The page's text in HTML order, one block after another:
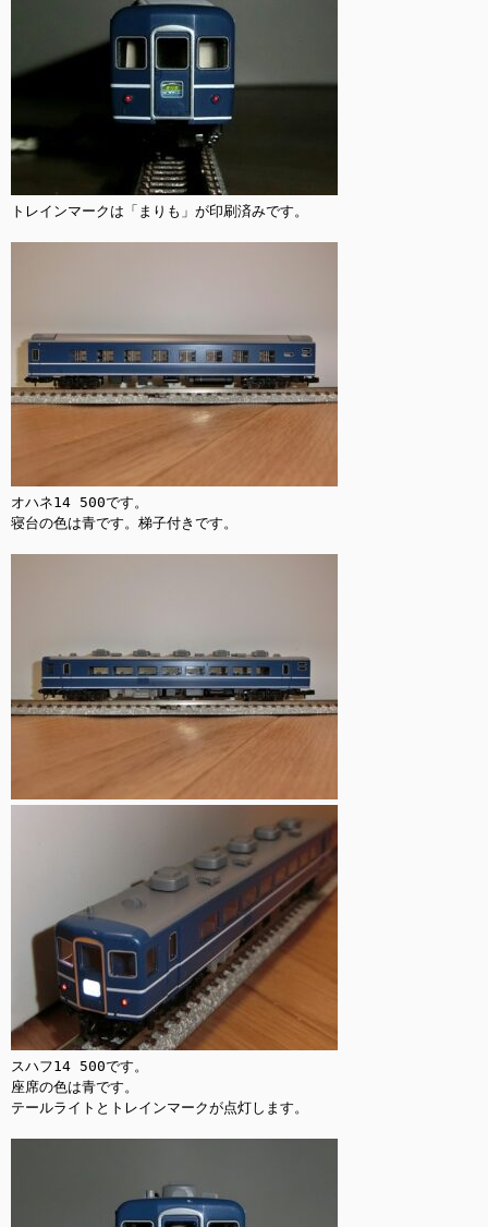
トレインマークは「まりも」が印刷済みです。
オハネ14 500です。
寝台の色は青です。梯子付きです。
スハフ14 500です。
座席の色は青です。
テールライトとトレインマークが点灯します。